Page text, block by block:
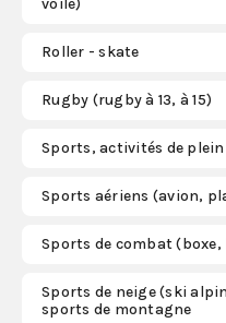
voile)
Roller - skate
Rugby (rugby à 13, à 15)
Sports, activités de
Sports aériens (avion,
Sports de combat
Sports de neige (ski
sports de montagne